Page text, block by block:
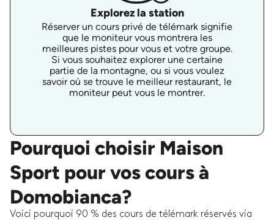
Explorez la station
Réserver un cours privé de télémark signifie
que le moniteur vous montrera les
meilleures pistes pour vous et votre groupe.
Si vous souhaitez explorer une certaine
partie de la montagne, ou si vous voulez
savoir où se trouve le meilleur restaurant, le
moniteur peut vous le montrer.
Pourquoi choisir Maison
Sport pour vos cours à
Domobianca?
Voici pourquoi 90 % des cours de télémark réservés via